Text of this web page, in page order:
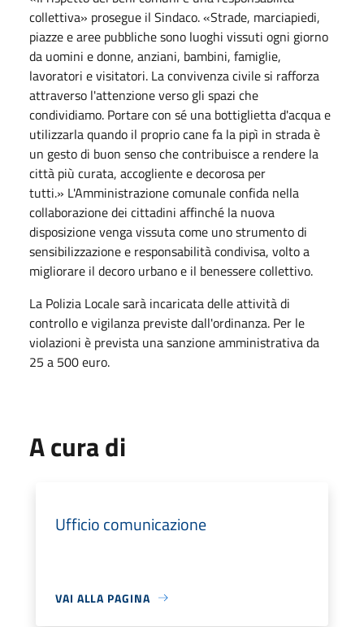
collettiva» prosegue il Sindaco. «Strade, marciapiedi,
piazze e aree pubbliche sono luoghi vissuti ogni giorno
da uomini e donne, anziani, bambini, famiglie,
lavoratori e visitatori. La convivenza civile si rafforza
attraverso l'attenzione verso gli spazi che
condividiamo. Portare con sé una bottiglietta d'acqua e
utilizzarla quando il proprio cane fa la pipì in strada è
un gesto di buon senso che contribuisce a rendere la
città più curata, accogliente e decorosa per
tutti.» L'Amministrazione comunale confida nella
collaborazione dei cittadini affinché la nuova
disposizione venga vissuta come uno strumento di
sensibilizzazione e responsabilità condivisa, volto a
migliorare il decoro urbano e il benessere collettivo.
La Polizia Locale sarà incaricata delle attività di
controllo e vigilanza previste dall'ordinanza. Per le
violazioni è prevista una sanzione amministrativa da
25 a 500 euro.
A cura di
Ufficio comunicazione
VAI ALLA PAGINA